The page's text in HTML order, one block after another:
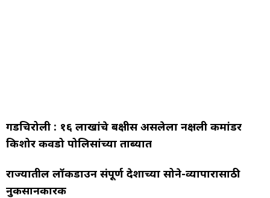
गडचिरोली : १६ लाखांचे बक्षीस असलेला नक्षली कमांडर
किशोर कवडो पोलिसांच्या ताब्यात
राज्यातील लॉकडाउन संपूर्ण देशाच्या सोने-व्यापारासाठी
नुकसानकारक